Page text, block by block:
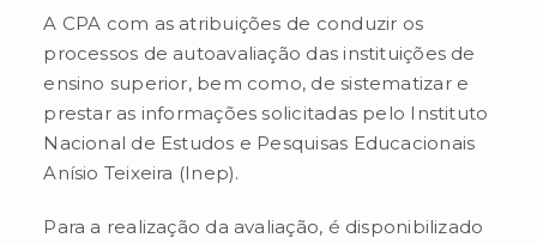
A CPA com as atribuições de conduzir os
processos de autoavaliação das instituições de
ensino superior, bem como, de sistematizar e
prestar as informações solicitadas pelo Instituto
Nacional de Estudos e Pesquisas Educacionais
Anísio Teixeira (Inep).
Para a realização da avaliação, é disponibilizado